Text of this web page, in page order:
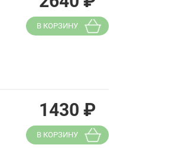
В КОРЗИНУ
1430 ₽
В КОРЗИНУ